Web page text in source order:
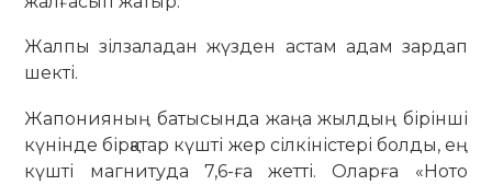
Жалпы зілзаладан жүзден астам адам зардап
шекті.
Жапонияның батысында жаңа жылдың бірінші
күнінде бірқатар күшті жер сілкіністері болды, ең
күшті магнитуда 7,6-ға жетті. Оларға «Ното